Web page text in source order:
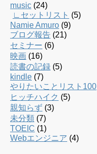
music (24)
∟セットリスト (5)
Namie Amuro (9)
ブログ報告 (21)
セミナー (6)
映画 (16)
読書の記録 (5)
kindle (7)
やりたいことリスト100
ヒッチハイク (5)
親知らず (3)
未分類 (7)
TOEIC (1)
Webエンジニア (4)